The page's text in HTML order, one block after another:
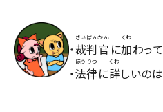
・裁判官
さいばんかん
に加
くわ
わって
・法律
ほうりつ
に詳
くわ
しいのは